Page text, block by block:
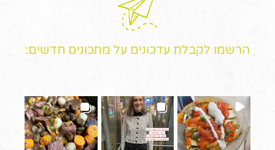
הרשמו לקבלת עדכונים על מתכונים חדשים: